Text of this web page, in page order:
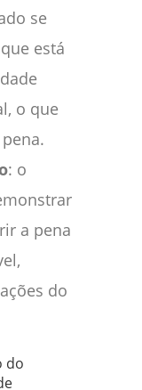
se
está
o que
: o
a pena
do
do